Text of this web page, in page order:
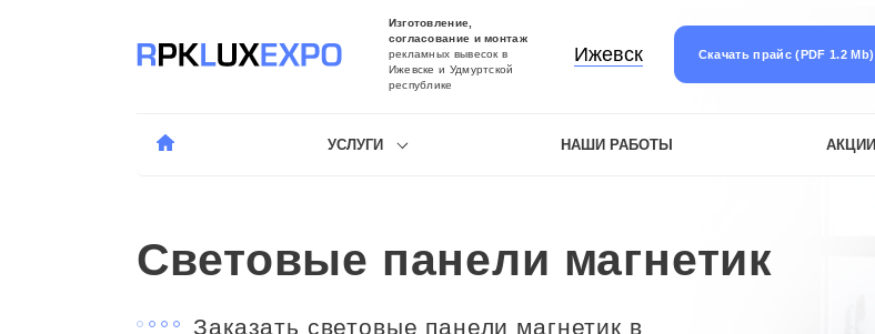
Изготовление,
согласование и монтаж
рекламных вывесок в
Ижевске и Удмуртской
республике
Ижевск Скачать прайс (PDF 1.2 Mb)
УСЛУГИ НАШИ РАБОТЫ АКЦИИ
Световые панели магнетик
Заказать световые панели магнетик в